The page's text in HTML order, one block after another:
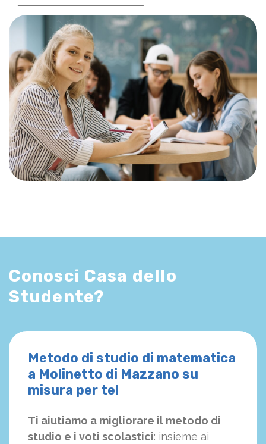
Conosci Casa dello
Studente?
Metodo di studio di matematica
a Molinetto di Mazzano su
misura per te!
Ti aiutiamo a migliorare il metodo di
studio e i voti scolastici: insieme ai